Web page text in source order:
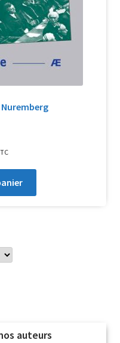
Nuremberg
auteurs